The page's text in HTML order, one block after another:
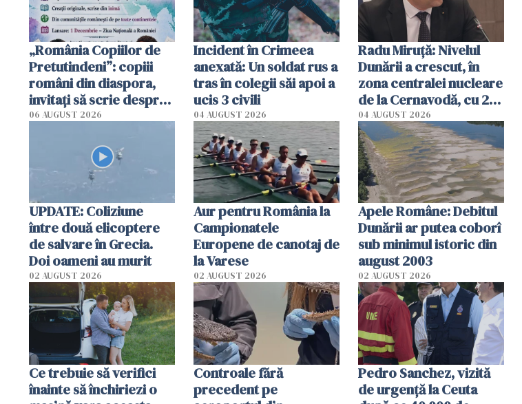
„România Copiilor de
Pretutindeni”: copiii
români din diaspora,
invitați să scrie despre
România într-un volum
06 AUGUST 2026
Incident în Crimeea
anexată: Un soldat rus a
tras în colegii săi apoi a
ucis 3 civili
04 AUGUST 2026
Radu Miruţă: Nivelul
Dunării a crescut, în
zona centralei nucleare
de la Cernavodă, cu 2
cm faţă de ziua trecută
04 AUGUST 2026
UPDATE: Coliziune
între două elicoptere
de salvare în Grecia.
Doi oameni au murit
02 AUGUST 2026
Aur pentru România la
Campionatele
Europene de canotaj de
la Varese
02 AUGUST 2026
Apele Române: Debitul
Dunării ar putea coborî
sub minimul istoric din
august 2003
02 AUGUST 2026
Ce trebuie să verifici
înainte să închiriezi o
Controale fără
precedent pe
Pedro Sanchez, vizită
de urgență la Ceuta